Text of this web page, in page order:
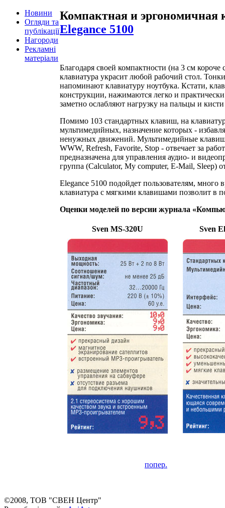
Новини
Огляди та
публікації
Нагороди
Рекламні
матеріали
Компактная и
Elegance 5100
Благодаря своей компактности (на 3 см
клавиатура украсит любой рабочий стол.
напоминают клавиатуру ноутбука. Кстати,
конструкции, нажимаются легко и
заметно ослабляют нагрузку на пальцы и
Помимо 103 стандартных клавиш, на
мультимедийных, назначение которых -
ненужных движений. Мультимедийные
WWW, Refresh, Favorite, Stop - отвечает за
предназначена для управления аудио- и
группа (Calculator, My computer, E-Mail, Sleep)
Elegance 5100 подойдет пользователям,
клавиатура с мягкими клавишами позволит в
Оценки моделей по версии журнала
Sven MS-320U Sven
попер.
©2008, ТОВ "СВЕН Центр"